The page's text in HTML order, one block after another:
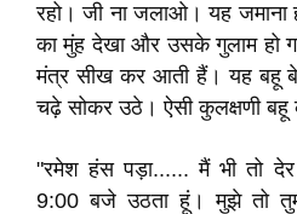
रहो। जी ना जलाओ। यह जमाना
का मुंह देखा और उसके गुलाम हो
मंत्र सीख कर आती हैं। यह बहू
चढ़े सोकर उठे। ऐसी कुलक्षणी बहू
"रमेश हंस पड़ा...... मैं भी तो
9:00 बजे उठता हूं। मुझे तो